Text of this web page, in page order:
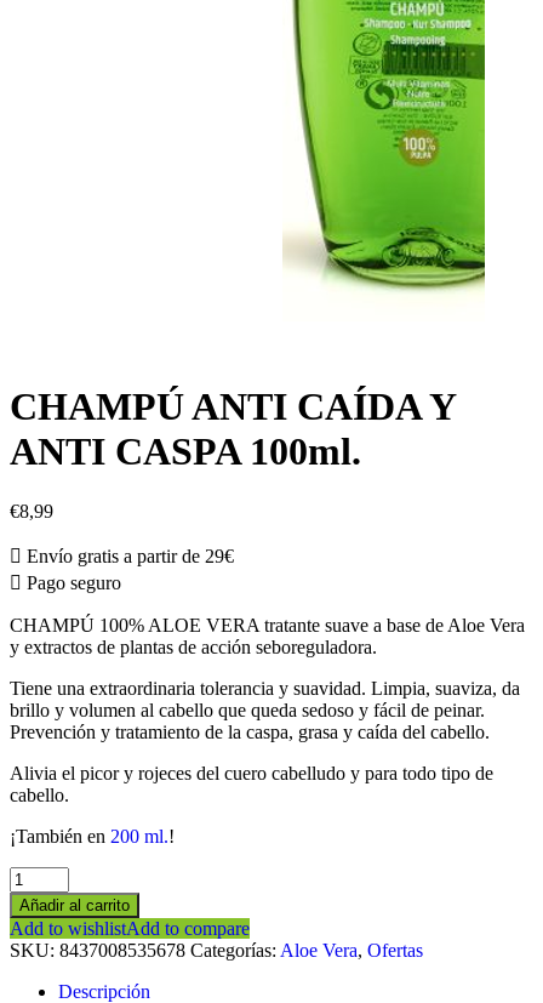
CHAMPÚ ANTI CAÍDA Y
ANTI CASPA 100ml.
€8,99
Envío gratis a partir de 29€
Pago seguro
CHAMPÚ 100% ALOE VERA tratante suave a base de Aloe Vera
y extractos de plantas de acción seboreguladora.
Tiene una extraordinaria tolerancia y suavidad. Limpia, suaviza, da
brillo y volumen al cabello que queda sedoso y fácil de peinar.
Prevención y tratamiento de la caspa, grasa y caída del cabello.
Alivia el picor y rojeces del cuero cabelludo y para todo tipo de
cabello.
¡También en 200 ml.!
CHAMPÚ
ANTI
CAÍDA
Y
ANTI
CASPA
Añadir al carrito
Add to wishlistAdd to compare
SKU: 8437008535678 Categorías: Aloe Vera, Ofertas
Descripción